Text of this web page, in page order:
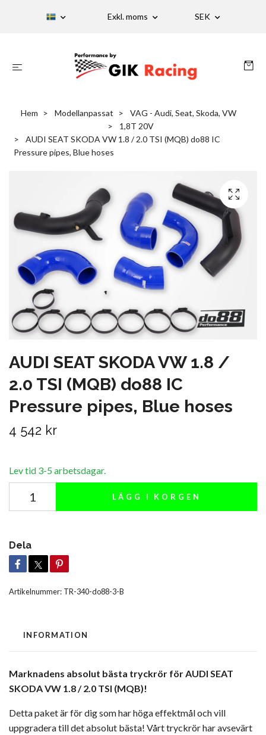
Exkl. moms SEK
Hem Modellanpassat
VAG - Audi, Seat, Skoda, VW
1,8T 20V
AUDI SEAT SKODA VW 1.8 / 2.0 TSI (MQB) do88 IC
Pressure pipes, Blue hoses
AUDI SEAT SKODA VW 1.8 /
2.0 TSI (MQB) do88 IC
Pressure pipes, Blue hoses
4 542 kr
Lev tid 3-5 arbetsdagar.
LÄGG I KORGEN
Dela
Artikelnummer: TR-340-do88-3-B
INFORMATION
Marknadens absolut bästa tryckrör för AUDI SEAT
SKODA VW 1.8 / 2.0 TSI (MQB)!
Detta paket är för dig som har höga effektmål och vill
uppgradera till det absolut bästa! Vårt tryckrör har avsevärt